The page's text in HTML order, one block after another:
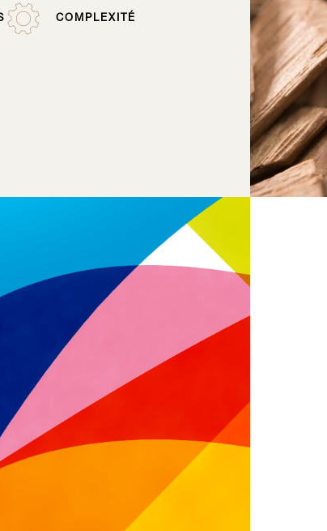
COMPLEXITÉ